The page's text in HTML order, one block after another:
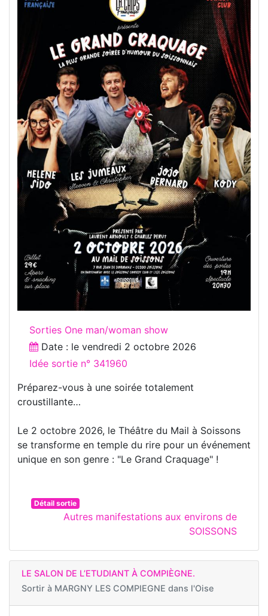
Sorties One man/woman show
Date : le vendredi 2 octobre 2026
Idée sortie n° 341960
Préparez-vous à une soirée totalement
croustillante…
Le 2 octobre 2026, le Théâtre du Mail à Soissons
se transforme en temple du rire pour un événement
unique en son genre : "Le Grand Craquage" !
Détail sortie
Autres manifestations aux environs de
SOISSONS
LE SALON DE L’ETUDIANT À COMPIÈGNE.
Sortir à MARGNY LES COMPIEGNE dans l'Oise